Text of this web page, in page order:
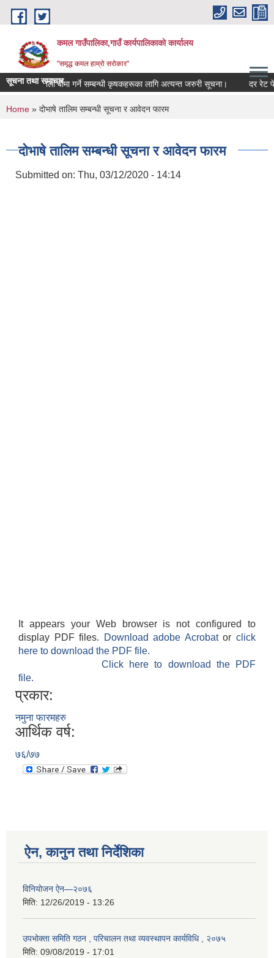
Skip to main content
कमल गाउँपालिका,गाउँ कार्यपालिकाको कार्यालय
"समृद्ध कमल हाम्रो सरोकार"
सूचना तथा समाचारबाली बीमा गर्ने सम्बन्धी कृषकहरूका लागि अत्यन्त जरुरी सूचना। दर रेट
You are here
Home » दोभाषे तालिम सम्बन्धी सूचना र आवेदन फारम
दोभाषे तालिम सम्बन्धी सूचना र आवेदन फारम
Submitted on: Thu, 03/12/2020 - 14:14
It appears your Web browser is not configured to
display PDF files.
Download adobe Acrobatorclick
here to download the PDF file.
Click here to download the PDF
file.
प्रकार:
नमुना फारमहरु
आर्थिक वर्ष:
७६/७७
ऐन, कानुन तथा निर्देशिका
विनियोजन ऐन—२०७६
मिति: 12/26/2019 - 13:26
उपभोक्ता समिति गठन , परिचालन तथा व्यवस्थापन कार्यविधि , २०७५
मिति: 09/08/2019 - 17:01